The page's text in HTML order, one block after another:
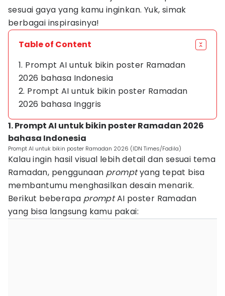
sesuai gaya yang kamu inginkan. Yuk, simak
berbagai inspirasinya!
Table of Content
1. Prompt AI untuk bikin poster Ramadan
2026 bahasa Indonesia
2. Prompt AI untuk bikin poster Ramadan
2026 bahasa Inggris
1. Prompt AI untuk bikin poster Ramadan 2026
bahasa Indonesia
Prompt AI untuk bikin poster Ramadan 2026 (IDN Times/Fadila)
Kalau ingin hasil visual lebih detail dan sesuai tema
Ramadan, penggunaan promptyang tepat bisa
membantumu menghasilkan desain menarik.
Berikut beberapa promptAI poster Ramadan
yang bisa langsung kamu pakai: